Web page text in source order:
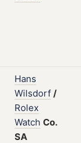
Hans
Wilsdorf /
Rolex
Watch Co.
SA